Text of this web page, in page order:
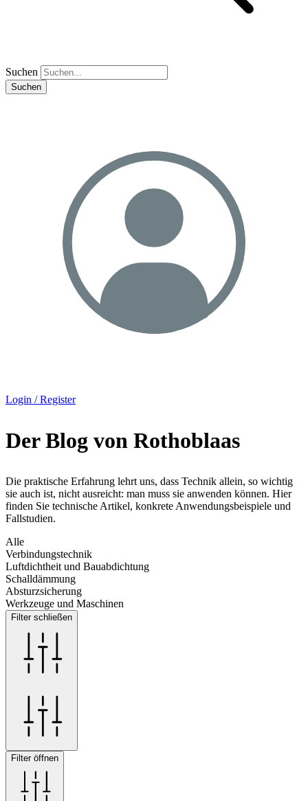
Suchen
Suchen
Login / Register
Der Blog von Rothoblaas
Die praktische Erfahrung lehrt uns, dass Technik allein, so wichtig
sie auch ist, nicht ausreicht: man muss sie anwenden können. Hier
finden Sie technische Artikel, konkrete Anwendungsbeispiele und
Fallstudien.
Alle
Verbindungstechnik
Luftdichtheit und Bauabdichtung
Schalldämmung
Absturzsicherung
Werkzeuge und Maschinen
Filter schließen
Filter öffnen